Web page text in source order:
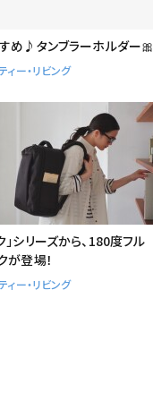
め♪タンブラーホルダー🎀
ィー・リビング
」シリーズから、180度フル
が登場！
ィー・リビング